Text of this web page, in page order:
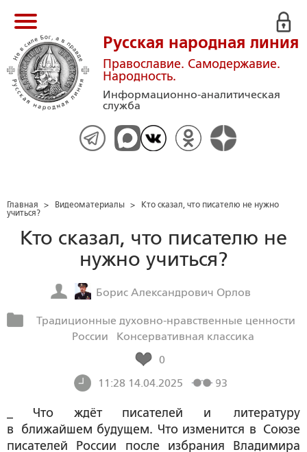
Русская народная линия
Православие. Самодержавие.
Народность.
Информационно-аналитическая
служба
Главная > Видеоматериалы >
Кто сказал, что писателю не нужно
учиться?
Кто сказал, что писателю не
нужно учиться?
Борис Александрович Орлов
Традиционные духовно-нравственные ценности
России
Консервативная классика
0
11:28 14.04.2025
93
_ Что ждёт писателей и литературу
в ближайшем будущем. Что изменится в Союзе
писателей России после избрания Владимира